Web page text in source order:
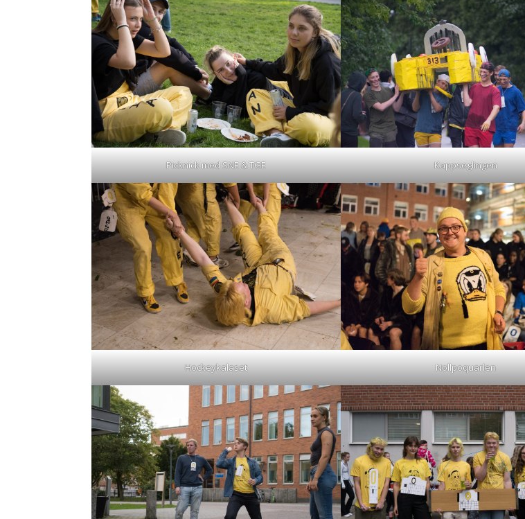
Picknick med SNE & TGE Kappseglingen
Hockeykalaset Nollpoquarlen